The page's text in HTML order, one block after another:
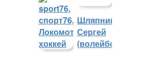
Шляпников
Сергей
(волейбол)